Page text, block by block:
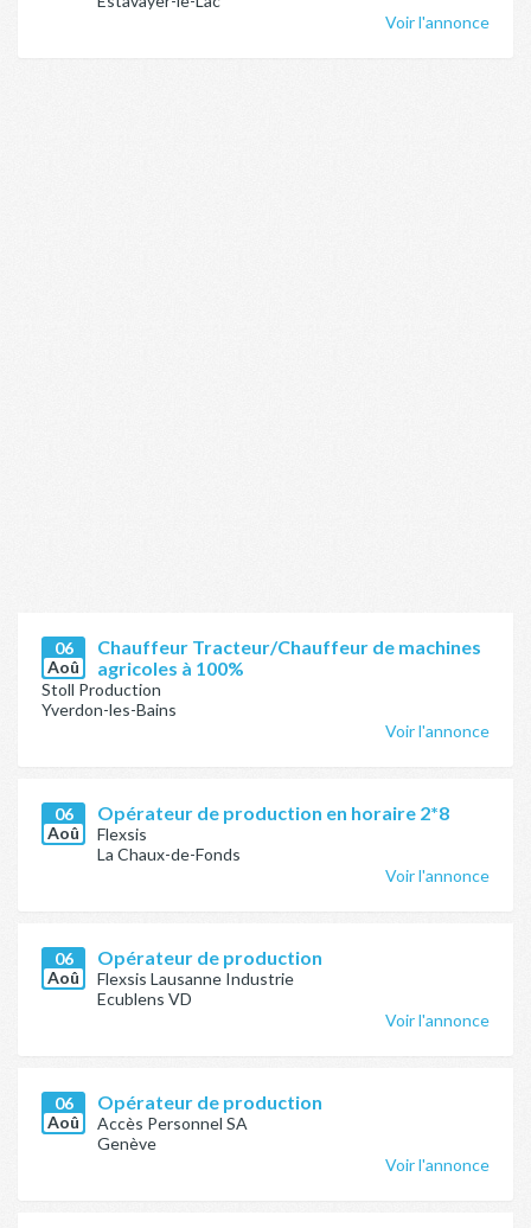
Voir l'annonce
06
Aoû
Chauffeur Tracteur/Chauffeur de machines
agricoles à 100%
Stoll Production
Yverdon-les-Bains
Voir l'annonce
06
Aoû
Opérateur de production en horaire 2*8
Flexsis
La Chaux-de-Fonds
Voir l'annonce
06
Aoû
Opérateur de production
Flexsis Lausanne Industrie
Ecublens VD
Voir l'annonce
06
Aoû
Opérateur de production
Accès Personnel SA
Genève
Voir l'annonce